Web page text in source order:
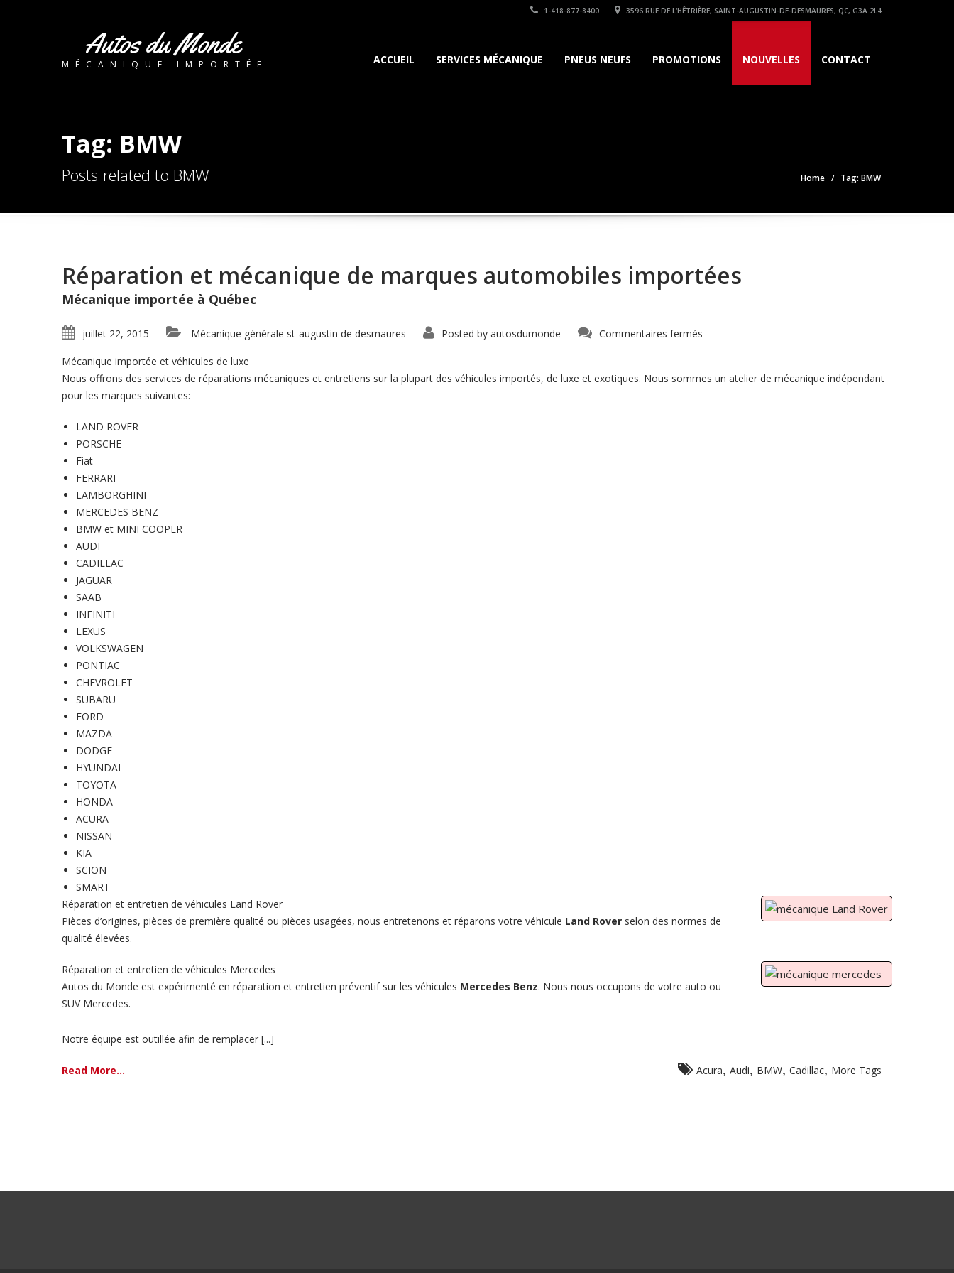
1-418-877-8400 3596 RUE DE L'HÊTRIÈRE, SAINT-AUGUSTIN-DE-DESMAURES, QC, G3A 2L4
Autos du Monde
MÉCANIQUE IMPORTÉE ACCUEIL SERVICES MÉCANIQUE PNEUS NEUFS PROMOTIONS NOUVELLES CONTACT
Tag: BMW
Posts related to BMW Home Tag: BMW
Réparation et mécanique de marques automobiles importées
Mécanique importée à Québec
juillet 22, 2015 Mécanique générale st-augustin de desmaures Posted by autosdumonde Commentaires fermés
marques
Mécanique importée et véhicules de luxe
Nous offrons des services de réparations mécaniques et entretiens sur la plupart des véhicules importés, de luxe et exotiques. Nous sommes un atelier de mécanique indépendant
pour les marques suivantes:
LAND ROVER
PORSCHE
Fiat
FERRARI
LAMBORGHINI
MERCEDES BENZ
BMW et MINI COOPER
AUDI
CADILLAC
JAGUAR
SAAB
INFINITI
LEXUS
VOLKSWAGEN
PONTIAC
CHEVROLET
SUBARU
FORD
MAZDA
DODGE
HYUNDAI
TOYOTA
HONDA
ACURA
NISSAN
KIA
SCION
SMART
Réparation et entretien de véhicules Land Rover
Pièces d’origines, pièces de première qualité ou pièces usagées, nous entretenons et réparons votre véhicule Land Rover selon des normes de
qualité élevées.
Réparation et entretien de véhicules Mercedes
Autos du Monde est expérimenté en réparation et entretien préventif sur les véhicules Mercedes Benz. Nous nous occupons de votre auto ou
SUV Mercedes.
Notre équipe est outillée afin de remplacer [...]
Read More... Acura, Audi, BMW, Cadillac, More Tags